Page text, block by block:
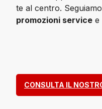
te al centro.
promozioni service e
CONSULTA IL